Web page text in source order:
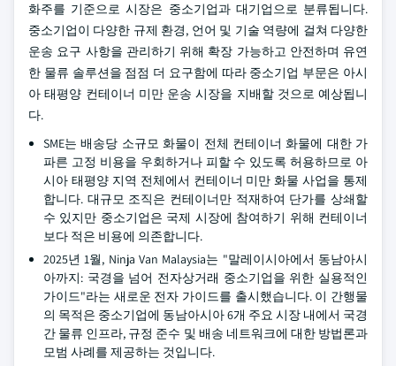
화주를 기준으로 시장은 중소기업과 대기업으로 분류됩니다.
중소기업이 다양한 규제 환경, 언어 및 기술 역량에 걸쳐 다양한
운송 요구 사항을 관리하기 위해 확장 가능하고 안전하며 유연
한 물류 솔루션을 점점 더 요구함에 따라 중소기업 부문은 아시
아 태평양 컨테이너 미만 운송 시장을 지배할 것으로 예상됩니
다.
SME는 배송당 소규모 화물이 전체 컨테이너 화물에 대한 가
파른 고정 비용을 우회하거나 피할 수 있도록 허용하므로 아
시아 태평양 지역 전체에서 컨테이너 미만 화물 사업을 통제
합니다. 대규모 조직은 컨테이너만 적재하여 단가를 상쇄할
수 있지만 중소기업은 국제 시장에 참여하기 위해 컨테이너
보다 적은 비용에 의존합니다.
2025년 1월, Ninja Van Malaysia는 "말레이시아에서 동남아시
아까지: 국경을 넘어 전자상거래 중소기업을 위한 실용적인
가이드"라는 새로운 전자 가이드를 출시했습니다. 이 간행물
의 목적은 중소기업에 동남아시아 6개 주요 시장 내에서 국경
간 물류 인프라, 규정 준수 및 배송 네트워크에 대한 방법론과
모범 사례를 제공하는 것입니다.